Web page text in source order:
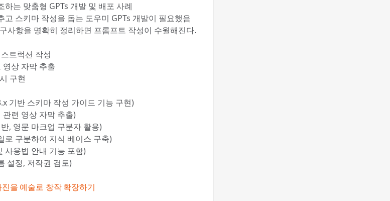
는 맞춤형 GPTs 개발 및 배포 사례
고 스키마 작성을 돕는 도우미 GPTs 개발이 필요했음
사항을 명확히 정리하면 프롬프트 작성이 수월해진다.
트럭션 작성
상 자막 추출
구현
기반 스키마 작성 가이드 기능 구현)
련 영상 자막 추출)
, 영문 마크업 구분자 활용)
로 구분하여 지식 베이스 구축)
사용법 안내 기능 포함)
설정, 저작권 검토)
을 예술로 창작 확장하기